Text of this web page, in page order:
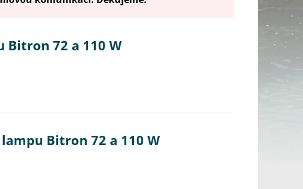
Bitron 72 a 110 W
Bitron 72 a 110 W